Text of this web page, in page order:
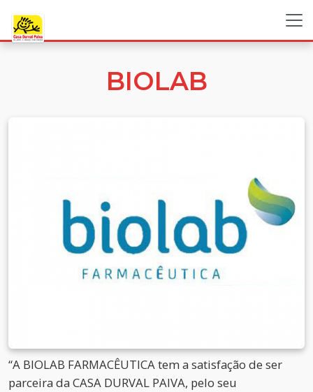
BIOLAB
“A BIOLAB FARMACÊUTICA tem a satisfação de ser
parceira da CASA DURVAL PAIVA, pelo seu